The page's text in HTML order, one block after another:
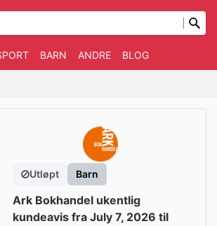
BARN ANDRE BLOG
Utløpt Barn
Ark Bokhandel ukentlig
kundeavis fra July 7, 2026 til